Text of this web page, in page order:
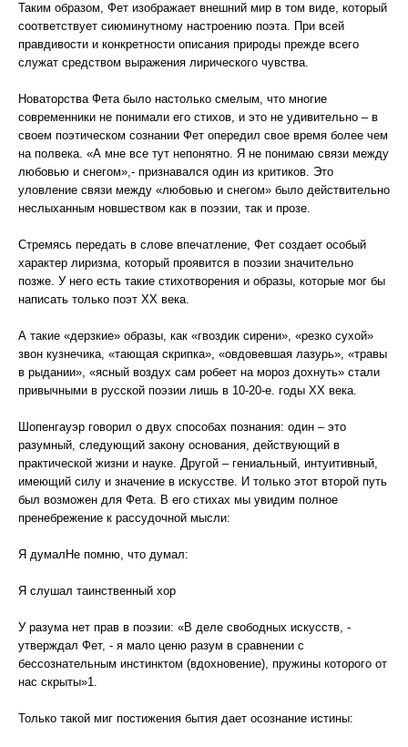
Таким образом, Фет изображает внешний мир в том виде, который
соответствует сиюминутному настроению поэта. При всей
правдивости и конкретности описания природы прежде всего
служат средством выражения лирического чувства.
Новаторства Фета было настолько смелым, что многие
современники не понимали его стихов, и это не удивительно – в
своем поэтическом сознании Фет опередил свое время более чем
на полвека. «А мне все тут непонятно. Я не понимаю связи между
любовью и снегом»,- признавался один из критиков. Это
уловление связи между «любовью и снегом» было действительно
неслыханным новшеством как в поэзии, так и прозе.
Стремясь передать в слове впечатление, Фет создает особый
характер лиризма, который проявится в поэзии значительно
позже. У него есть такие стихотворения и образы, которые мог бы
написать только поэт ХХ века.
А такие «дерзкие» образы, как «гвоздик сирени», «резко сухой»
звон кузнечика, «тающая скрипка», «овдовевшая лазурь», «травы
в рыдании», «ясный воздух сам робеет на мороз дохнуть» стали
привычными в русской поэзии лишь в 10-20-е. годы ХХ века.
Шопенгауэр говорил о двух способах познания: один – это
разумный, следующий закону основания, действующий в
практической жизни и науке. Другой – гениальный, интуитивный,
имеющий силу и значение в искусстве. И только этот второй путь
был возможен для Фета. В его стихах мы увидим полное
пренебрежение к рассудочной мысли:
Я думалНе помню, что думал:
Я слушал таинственный хор
У разума нет прав в поэзии: «В деле свободных искусств, -
утверждал Фет, - я мало ценю разум в сравнении с
бессознательным инстинктом (вдохновение), пружины которого от
нас скрыты»1.
Только такой миг постижения бытия дает осознание истины: